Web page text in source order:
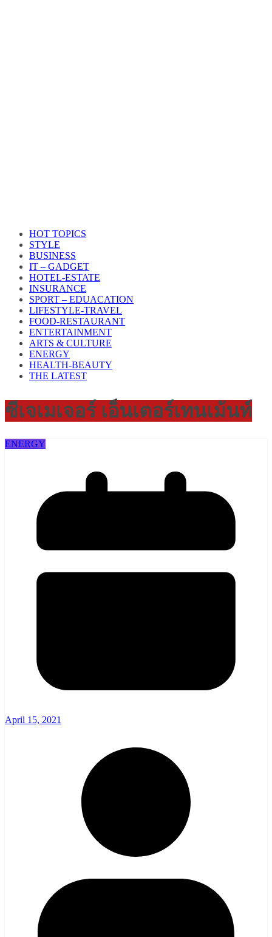
HOT TOPICS
STYLE
BUSINESS
IT – GADGET
HOTEL-ESTATE
INSURANCE
SPORT – EDUACATION
LIFESTYLE​-TRAVEL​
FOOD-RESTAURANT
ENTERTAINMENT
ARTS & CULTURE
ENERGY
HEALTH​-BEAUTY
THE LATEST
ซีเจเมเจอร์ เอ็นเตอร์เทนเม้นท์
ENERGY
April 15, 2021